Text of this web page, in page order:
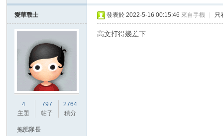
愛華戰士
4
主題
797
帖子
2764
積分
拖肥隊長
發表於 2022-5-16 00:15:46 來自手機 只
高文打得幾差下